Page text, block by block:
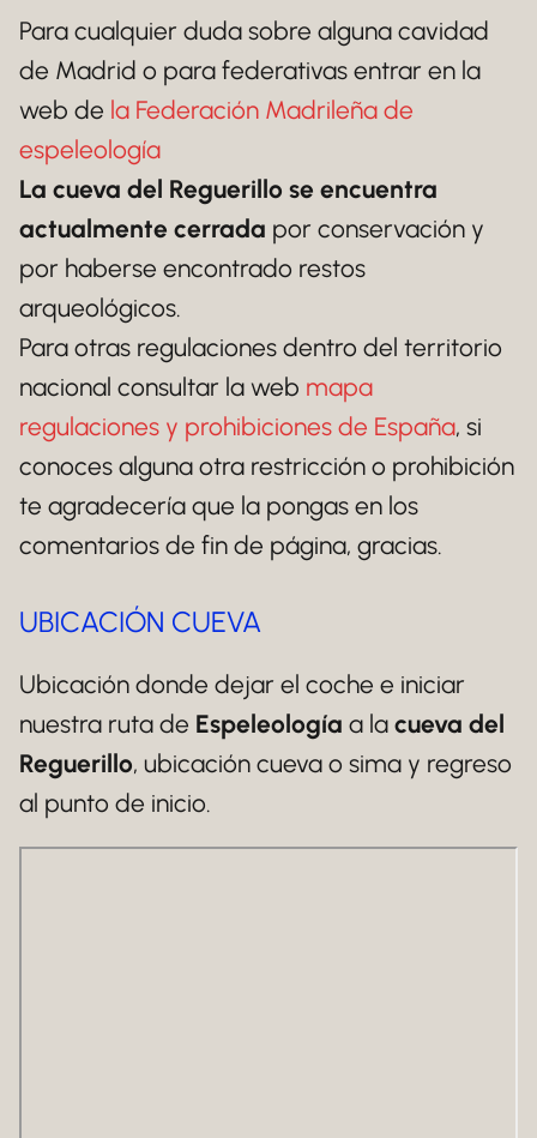
Para cualquier duda sobre alguna cavidad
de Madrid o para federativas entrar en la
web de la Federación Madrileña de
espeleología
La cueva del Reguerillo se encuentra
actualmente cerrada por conservación y
por haberse encontrado restos
arqueológicos.
Para otras regulaciones dentro del territorio
nacional consultar la web mapa
regulaciones y prohibiciones de España, si
conoces alguna otra restricción o prohibición
te agradecería que la pongas en los
comentarios de fin de página, gracias.
UBICACIÓN CUEVA
Ubicación donde dejar el coche e iniciar
nuestra ruta de Espeleología a la cueva del
Reguerillo, ubicación cueva o sima y regreso
al punto de inicio.